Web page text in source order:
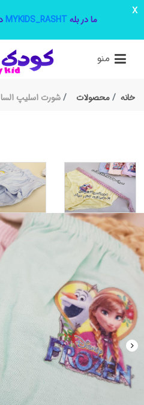
ما در بلهMYKIDS_RASHT
x
منو
خانه محصولات شورت اسلیپ السا